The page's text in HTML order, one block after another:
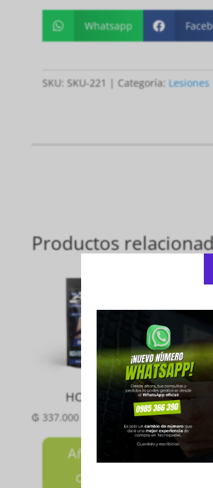
 Whatsapp 
SKU: SKU-221 Categoría: Lesiones
Productos
HOMBRO
₲337.000
Añadir al
carrito
₲200.000